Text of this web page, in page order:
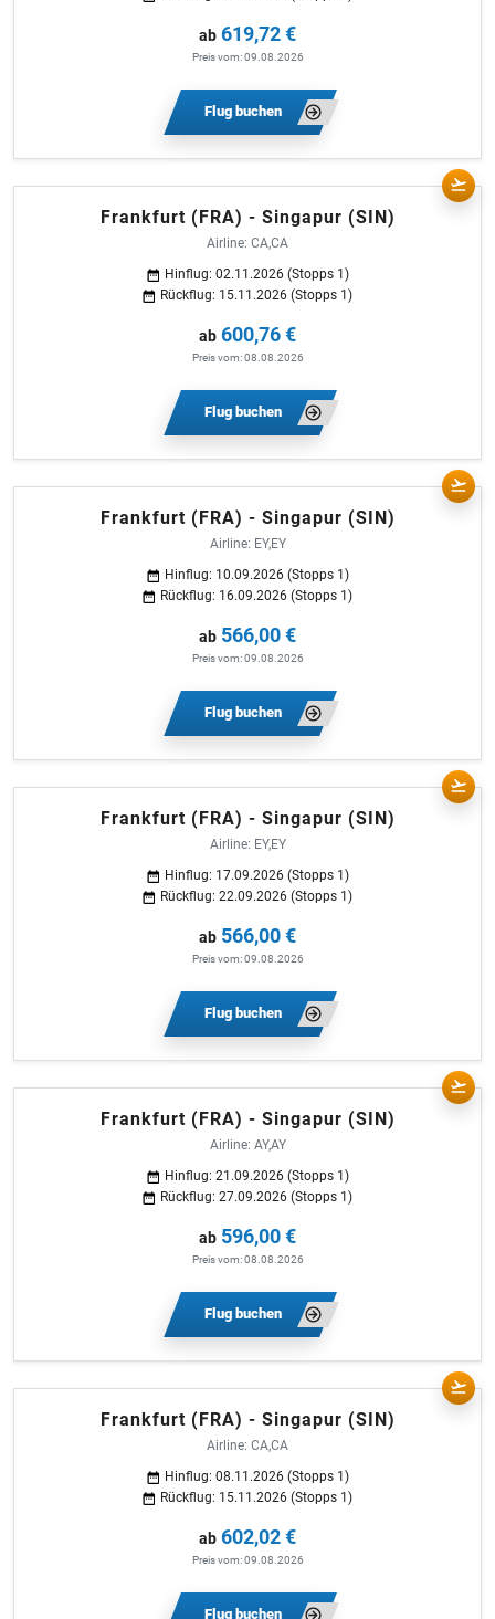
ab 619,72 €
Preis vom: 09.08.2026
Flug buchen
Frankfurt (FRA) - Singapur (SIN)
Airline: CA,CA
Hinflug: 02.11.2026 (Stopps 1)
Rückflug: 15.11.2026 (Stopps 1)
ab 600,76 €
Preis vom: 08.08.2026
Flug buchen
Frankfurt (FRA) - Singapur (SIN)
Airline: EY,EY
Hinflug: 10.09.2026 (Stopps 1)
Rückflug: 16.09.2026 (Stopps 1)
ab 566,00 €
Preis vom: 09.08.2026
Flug buchen
Frankfurt (FRA) - Singapur (SIN)
Airline: EY,EY
Hinflug: 17.09.2026 (Stopps 1)
Rückflug: 22.09.2026 (Stopps 1)
ab 566,00 €
Preis vom: 09.08.2026
Flug buchen
Frankfurt (FRA) - Singapur (SIN)
Airline: AY,AY
Hinflug: 21.09.2026 (Stopps 1)
Rückflug: 27.09.2026 (Stopps 1)
ab 596,00 €
Preis vom: 08.08.2026
Flug buchen
Frankfurt (FRA) - Singapur (SIN)
Airline: CA,CA
Hinflug: 08.11.2026 (Stopps 1)
Rückflug: 15.11.2026 (Stopps 1)
ab 602,02 €
Preis vom: 09.08.2026
Flug buchen